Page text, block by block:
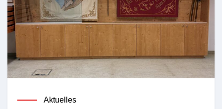
Aktuelles